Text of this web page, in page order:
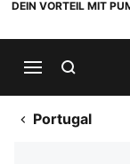
DEIN VORTEIL MIT
Portugal